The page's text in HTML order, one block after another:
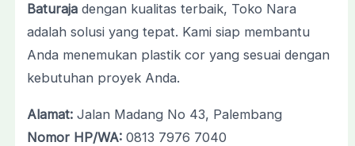
Baturajadengan kualitas terbaik, Toko Nara
adalah solusi yang tepat. Kami siap membantu
Anda menemukan plastik cor yang sesuai dengan
kebutuhan proyek Anda.
Alamat:Jalan Madang No 43, Palembang
Nomor HP/WA:0813 7976 7040